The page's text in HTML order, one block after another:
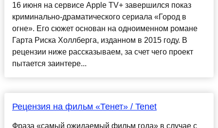
16 июня на сервисе Apple TV+ завершился показ
криминально-драматического сериала «Город в
огне». Его сюжет основан на одноименном романе
Гарта Риска Холлберга, изданном в 2015 году. В
рецензии ниже рассказываем, за счет чего проект
пытается заинтере...
Рецензия на фильм «Тенет» / Tenet
Фраза «самый ожидаемый фильм года» в случае с